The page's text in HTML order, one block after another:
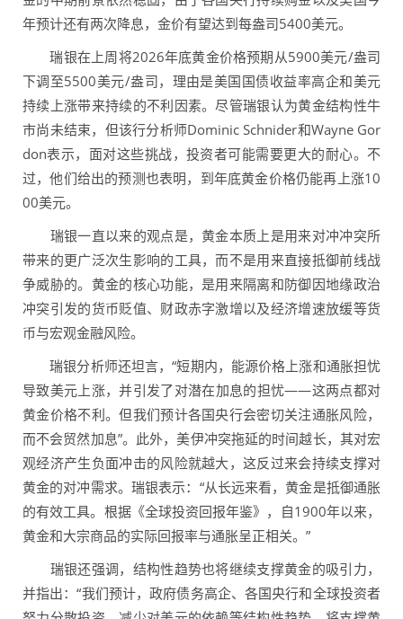
年预计还有两次降息，金价有望达到每盎司5400美元。
瑞银在上周将2026年底黄金价格预期从5900美元/盎司
下调至5500美元/盎司，理由是美国国债收益率高企和美元
持续上涨带来持续的不利因素。尽管瑞银认为黄金结构性牛
市尚未结束，但该行分析师Dominic Schnider和Wayne Gor
don表示，面对这些挑战，投资者可能需要更大的耐心。不
过，他们给出的预测也表明，到年底黄金价格仍能再上涨10
00美元。
瑞银一直以来的观点是，黄金本质上是用来对冲冲突所
带来的更广泛次生影响的工具，而不是用来直接抵御前线战
争威胁的。黄金的核心功能，是用来隔离和防御因地缘政治
冲突引发的货币贬值、财政赤字激增以及经济增速放缓等货
币与宏观金融风险。
瑞银分析师还坦言，“短期内，能源价格上涨和通胀担忧
导致美元上涨，并引发了对潜在加息的担忧——这两点都对
黄金价格不利。但我们预计各国央行会密切关注通胀风险，
而不会贸然加息”。此外，美伊冲突拖延的时间越长，其对宏
观经济产生负面冲击的风险就越大，这反过来会持续支撑对
黄金的对冲需求。瑞银表示：“从长远来看，黄金是抵御通胀
的有效工具。根据《全球投资回报年鉴》，自1900年以来，
黄金和大宗商品的实际回报率与通胀呈正相关。”
瑞银还强调，结构性趋势也将继续支撑黄金的吸引力，
并指出：“我们预计，政府债务高企、各国央行和全球投资者